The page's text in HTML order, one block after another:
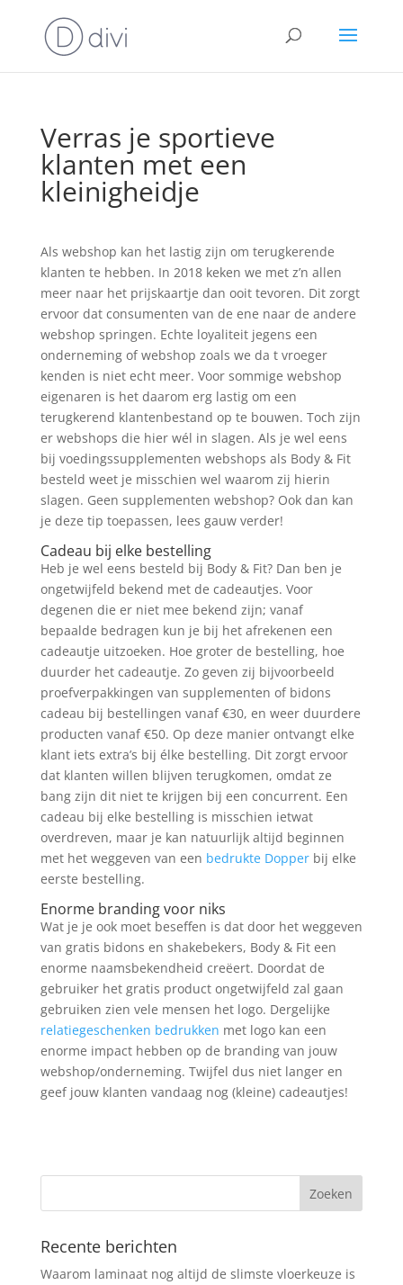
Verras je sportieve
klanten met een
kleinigheidje
Als webshop kan het lastig zijn om terugkerende
klanten te hebben. In 2018 keken we met z’n allen
meer naar het prijskaartje dan ooit tevoren. Dit zorgt
ervoor dat consumenten van de ene naar de andere
webshop springen. Echte loyaliteit jegens een
onderneming of webshop zoals we da t vroeger
kenden is niet echt meer. Voor sommige webshop
eigenaren is het daarom erg lastig om een
terugkerend klantenbestand op te bouwen. Toch zijn
er webshops die hier wél in slagen. Als je wel eens
bij voedingssupplementen webshops als Body & Fit
besteld weet je misschien wel waarom zij hierin
slagen. Geen supplementen webshop? Ook dan kan
je deze tip toepassen, lees gauw verder!
Cadeau bij elke bestelling
Heb je wel eens besteld bij Body & Fit? Dan ben je
ongetwijfeld bekend met de cadeautjes. Voor
degenen die er niet mee bekend zijn; vanaf
bepaalde bedragen kun je bij het afrekenen een
cadeautje uitzoeken. Hoe groter de bestelling, hoe
duurder het cadeautje. Zo geven zij bijvoorbeeld
proefverpakkingen van supplementen of bidons
cadeau bij bestellingen vanaf €30, en weer duurdere
producten vanaf €50. Op deze manier ontvangt elke
klant iets extra’s bij élke bestelling. Dit zorgt ervoor
dat klanten willen blijven terugkomen, omdat ze
bang zijn dit niet te krijgen bij een concurrent. Een
cadeau bij elke bestelling is misschien ietwat
overdreven, maar je kan natuurlijk altijd beginnen
met het weggeven van een bedrukte Dopperbij elke
eerste bestelling.
Enorme branding voor niks
Wat je je ook moet beseffen is dat door het weggeven
van gratis bidons en shakebekers, Body & Fit een
enorme naamsbekendheid creëert. Doordat de
gebruiker het gratis product ongetwijfeld zal gaan
gebruiken zien vele mensen het logo. Dergelijke
relatiegeschenken bedrukken met logo kan een
enorme impact hebben op de branding van jouw
webshop/onderneming. Twijfel dus niet langer en
geef jouw klanten vandaag nog (kleine) cadeautjes!
Recente berichten
Waarom laminaat nog altijd de slimste vloerkeuze is